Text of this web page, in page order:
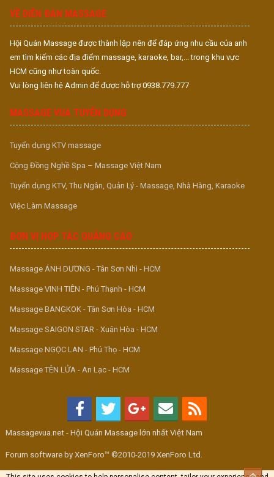
VỀ DIỄN ĐÀN MASSAGE
Hội Quán Massage được thành lập nên để đáp ứng nhu cầu của anh
em tìm kiếm các địa điểm massage, karaoke, bar,... trong khu vực
HCM cũng như toàn quốc.
Vui lòng liên hệ Admin để được hỗ trợ 0938.779.777
MASSAGE VUA TUYỂN DỤNG
Tuyển dụng KTV massage
Cộng Đồng Nghề Spa – Massage Việt Nam
Tuyển dụng KTV, Thu Ngân, Quản Lý - Massage, Nhà Hàng, Karaoke
Việc Làm Massage
ĐƠN VỊ HỢP TÁC QUẢNG CÁO
Massage ÁNH DƯƠNG - Tân Sơn Nhì - HCM
Massage VINH TIÊN - Phú Thạnh - HCM
Massage BANGKOK - Tân Sơn Hòa - HCM
Massage SAIGON STAR - Xuân Hòa - HCM
Massage NGỌC LAN - Phú Thọ - HCM
Massage TÊN LỬA - An Lạc - HCM
Massagevua.net - Hội Quán Massage lớn nhất Việt Nam
Forum software by XenForo™ ©2010-2019 XenForo Ltd.